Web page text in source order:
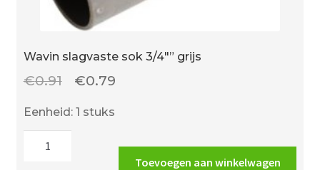
Wavin slagvaste sok 3/4″” grijs
€0.91
Oorspronkelijke
€0.79Huidige
€0.79.
Eenheid: 1 stuks
Toevoegen aan winkelwagen